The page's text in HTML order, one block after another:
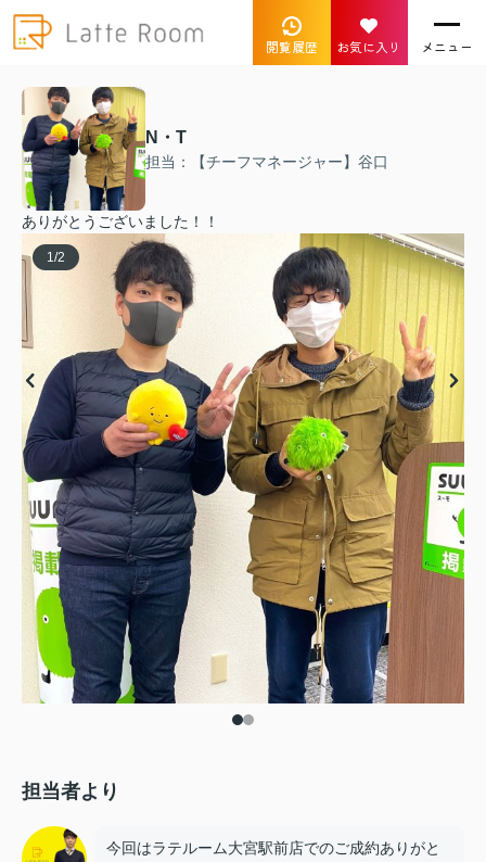
閲覧履歴 お気に入り メニュー
N・T
担当：【チーフマネージャー】谷口
ありがとうございました！！
1 /2
担当者より
今回はラテルーム大宮駅前店でのご成約ありがと